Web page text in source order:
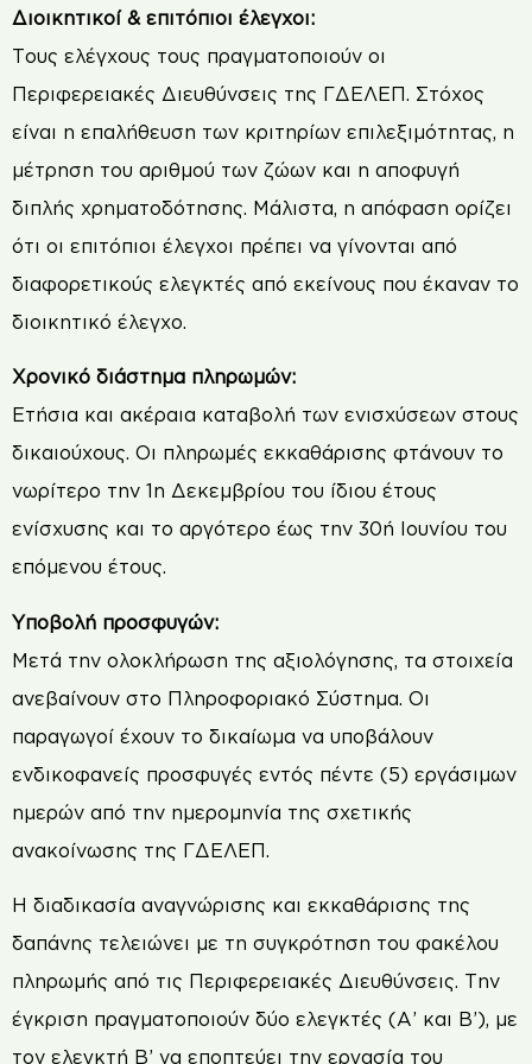
Διοικητικοί & επιτόπιοι έλεγχοι:
Τους ελέγχους τους πραγματοποιούν οι
Περιφερειακές Διευθύνσεις της ΓΔΕΛΕΠ. Στόχος
είναι η επαλήθευση των κριτηρίων επιλεξιμότητας, η
μέτρηση του αριθμού των ζώων και η αποφυγή
διπλής χρηματοδότησης. Μάλιστα, η απόφαση ορίζει
ότι οι επιτόπιοι έλεγχοι πρέπει να γίνονται από
διαφορετικούς ελεγκτές από εκείνους που έκαναν το
διοικητικό έλεγχο.
Χρονικό διάστημα πληρωμών:
Ετήσια και ακέραια καταβολή των ενισχύσεων στους
δικαιούχους. Οι πληρωμές εκκαθάρισης φτάνουν το
νωρίτερο την 1η Δεκεμβρίου του ίδιου έτους
ενίσχυσης και το αργότερο έως την 30ή Ιουνίου του
επόμενου έτους.
Υποβολή προσφυγών:
Μετά την ολοκλήρωση της αξιολόγησης, τα στοιχεία
ανεβαίνουν στο Πληροφοριακό Σύστημα. Οι
παραγωγοί έχουν το δικαίωμα να υποβάλουν
ενδικοφανείς προσφυγές εντός πέντε (5) εργάσιμων
ημερών από την ημερομηνία της σχετικής
ανακοίνωσης της ΓΔΕΛΕΠ.
Η διαδικασία αναγνώρισης και εκκαθάρισης της
δαπάνης τελειώνει με τη συγκρότηση του φακέλου
πληρωμής από τις Περιφερειακές Διευθύνσεις. Την
έγκριση πραγματοποιούν δύο ελεγκτές (Α’ και Β’), με
τον ελεγκτή Β’ να εποπτεύει την εργασία του